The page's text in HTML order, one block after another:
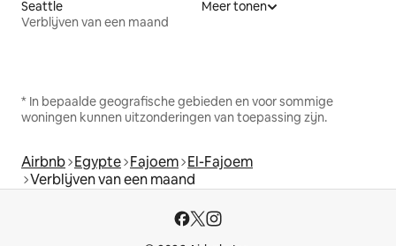
Seattle
Verblijven van een maand
Meer tonen
* In bepaalde geografische gebieden en voor sommige
woningen kunnen uitzonderingen van toepassing zijn.
Airbnb Egypte Fajoem El-Fajoem
Verblijven van een maand